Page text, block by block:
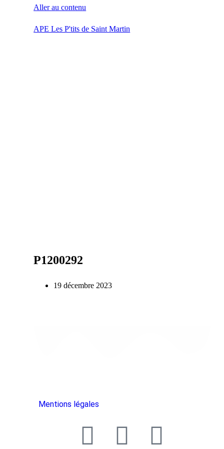
Aller au contenu
APE Les P'tits de Saint Martin
P1200292
19 décembre 2023
Mentions légales